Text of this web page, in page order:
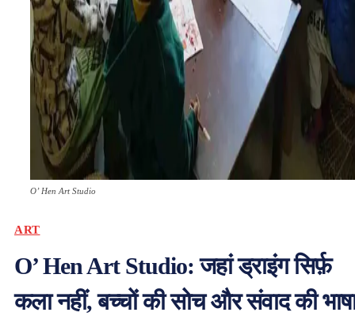
O’ Hen Art Studio
ART
O’ Hen Art Studio: जहां ड्राइंग सिर्फ़
कला नहीं, बच्चों की सोच और संवाद की